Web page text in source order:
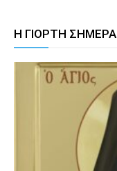
Η ΓΙΟΡΤΗ ΣΗΜΕΡΑ